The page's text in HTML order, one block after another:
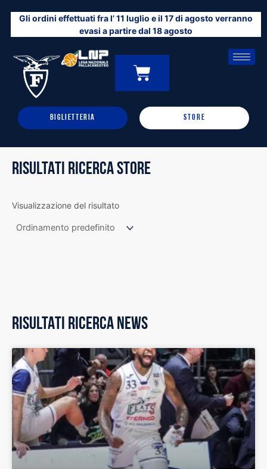
contenuto
Gli ordini effettuati fra l’ 11 luglio e il 17 di agosto verranno
evasi a partire dal 18 agosto
0
CARRELLO
BIGLIETTERIA STORE
RISULTATI RICERCA STORE
Visualizzazione del risultato
RISULTATI RICERCA NEWS